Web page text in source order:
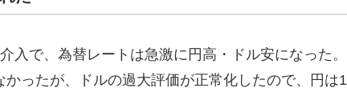
入で、為替レートは急激に円高・ドル安になった。
ったが、ドルの過大評価が正常化したので、円は1